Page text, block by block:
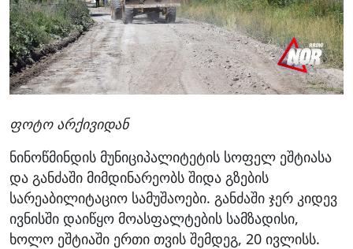
ფოტო არქივიდან
ნინოწმინდის მუნიციპალიტეტის სოფელ ეშტიასა
და განძაში მიმდინარეობს შიდა გზების
სარეაბილიტაციო სამუშაოები. განძაში ჯერ კიდევ
ივნისში დაიწყო მოასფალტების სამზადისი,
ხოლო ეშტიაში ერთი თვის შემდეგ, 20 ივლისს.